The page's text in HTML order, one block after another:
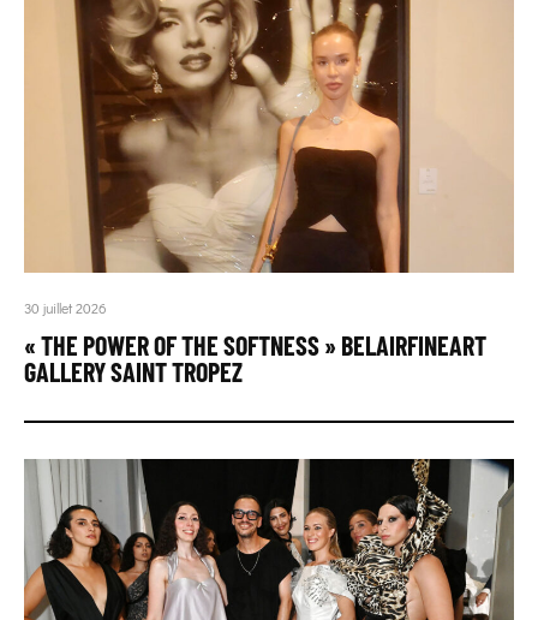
30 juillet 2026
« THE POWER OF THE SOFTNESS » BELAIRFINEART
GALLERY SAINT TROPEZ